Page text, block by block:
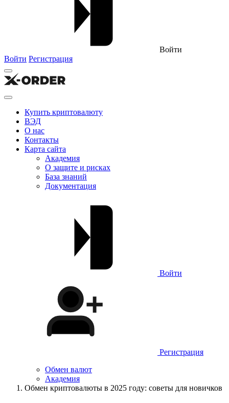
Войти
Войти Регистрация
Купить криптовалюту
ВЭД
О нас
Контакты
Карта сайта
Академия
О защите и рисках
База знаний
Документация
Войти
Регистрация
Обмен валют
Академия
Обмен криптовалюты в 2025 году: советы для новичков